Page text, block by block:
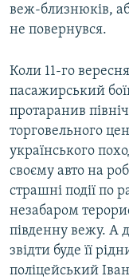
веж-близнюків,
не повернувся.
Коли 11-го
пасажирський
протаранив
торговельного
українського
своєму авто на
страшні події по
незабаром
південну вежу. А
звідти буде її
поліцейський